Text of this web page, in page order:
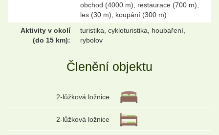
obchod (4000 m), restaurace (700 m),
les (30 m), koupání (300 m)
Aktivity v okolí
(do 15 km):
turistika, cykloturistika, houbaření,
rybolov
Členění objektu
2-lůžková ložnice
2-lůžková ložnice